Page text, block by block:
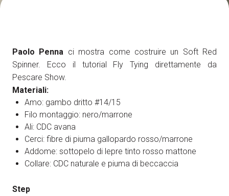
SCOPRI COME
Treno, aereo o auto? Scopri tutti i modi per
raggiungere la Fiera di Rimini
AREA RISERVATA VISITATORI
A cura di:
Paolo Penna ci mostra come costruire un Soft Red
Spinner. Ecco il tutorial Fly Tying direttamente da
Pescare Show.
Materiali:
Amo: gambo dritto #14/15
Filo montaggio: nero/marrone
Ali: CDC avana
Cerci: fibre di piuma gallopardo rosso/marrone
Addome: sottopelo di lepre tinto rosso mattone
Collare: CDC naturale e piuma di beccaccia
Step